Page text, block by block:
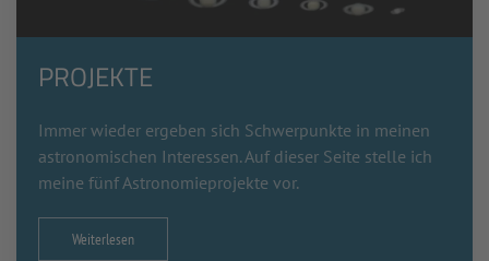
PROJEKTE
Immer wieder ergeben sich Schwerpunkte in meinen
astronomischen Interessen. Auf dieser Seite stelle ich
meine fünf Astronomieprojekte vor.
Weiterlesen